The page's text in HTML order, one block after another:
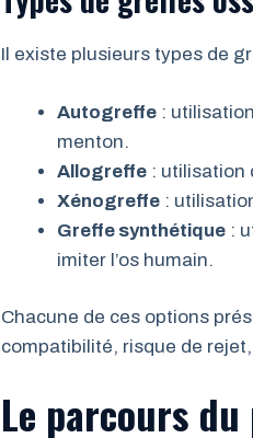
Il existe plusieurs types de
Autogreffe :
menton.
Allogreffe : utilisation
Xénogreffe :
Greffe synthétique :
imiter l’os humain.
Chacune de ces options
compatibilité, risque de
Le parcours